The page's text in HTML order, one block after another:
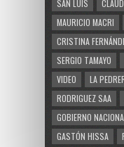
SAN LUIS
MAURICIO MACRI
CRISTINA
SERGIO TAMAYO
VIDEO
LA
RODRIGUEZ SAA
GOBIERNO
GASTÓN HISSA